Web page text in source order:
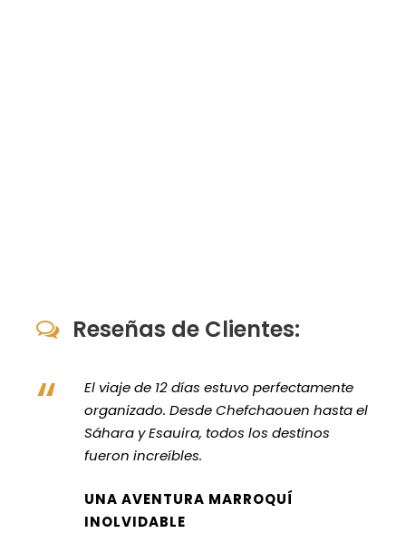
Reseñas de Clientes:
“
El viaje de 12 días estuvo perfectamente
organizado. Desde Chefchaouen hasta el
Sáhara y Esauira, todos los destinos
fueron increíbles.
UNA AVENTURA MARROQUÍ
INOLVIDABLE